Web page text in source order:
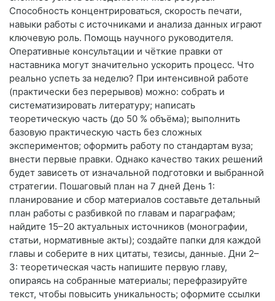
Способность концентрироваться, скорость печати,
навыки работы с источниками и анализа данных играют
ключевую роль. Помощь научного руководителя.
Оперативные консультации и чёткие правки от
наставника могут значительно ускорить процесс. Что
реально успеть за неделю? При интенсивной работе
(практически без перерывов) можно: собрать и
систематизировать литературу; написать
теоретическую часть (до 50 % объёма); выполнить
базовую практическую часть без сложных
экспериментов; оформить работу по стандартам вуза;
внести первые правки. Однако качество таких решений
будет зависеть от изначальной подготовки и выбранной
стратегии. Пошаговый план на 7 дней День 1:
планирование и сбор материалов составьте детальный
план работы с разбивкой по главам и параграфам;
найдите 15–20 актуальных источников (монографии,
статьи, нормативные акты); создайте папки для каждой
главы и соберите в них цитаты, тезисы, данные. Дни 2–
3: теоретическая часть напишите первую главу,
опираясь на собранные материалы; перефразируйте
текст, чтобы повысить уникальность; оформите ссылки